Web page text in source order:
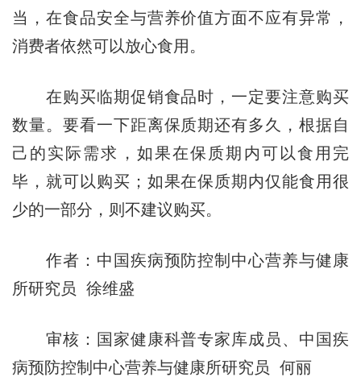
当，在食品安全与营养价值方面不应有异常，
消费者依然可以放心食用。
在购买临期促销食品时，一定要注意购买
数量。要看一下距离保质期还有多久，根据自
己的实际需求，如果在保质期内可以食用完
毕，就可以购买；如果在保质期内仅能食用很
少的一部分，则不建议购买。
作者：中国疾病预防控制中心营养与健康
所研究员 徐维盛
审核：国家健康科普专家库成员、中国疾
病预防控制中心营养与健康所研究员 何丽